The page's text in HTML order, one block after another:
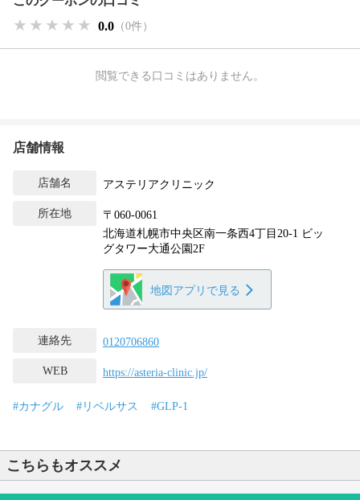
★★★★★
★★★★★
★★★★★ 0.0 （0件）
閲覧できる口コミはありません。
店舗情報
店舗名 アステリアクリニック
所在地
〒060-0061
北海道札幌市中央区南一条西4丁目20-1 ビッ
グタワー大通公園2F
地図アプリで見る
連絡先 0120706860
WEB https://asteria-clinic.jp/
#カナグル #リベルサス #GLP-1
こちらもオススメ